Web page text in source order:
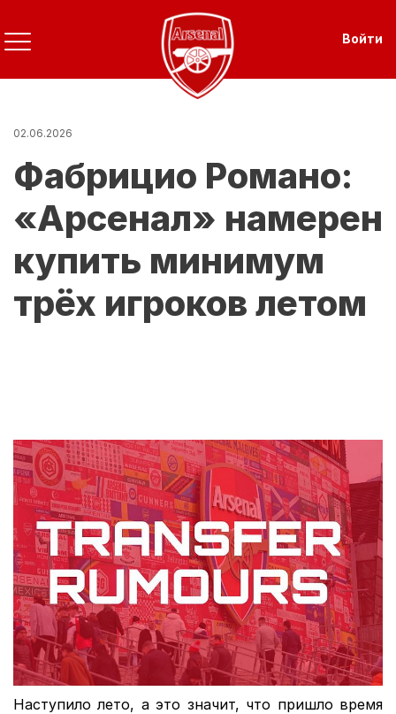
Перейти
к
основному
содержанию
Войти
02.06.2026
Фабрицио Романо:
«Арсенал» намерен
купить минимум
трёх игроков летом
Наступило лето, а это значит, что пришло время